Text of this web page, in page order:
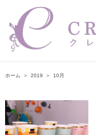
content
ホーム ＞ 2019 ＞ 10月